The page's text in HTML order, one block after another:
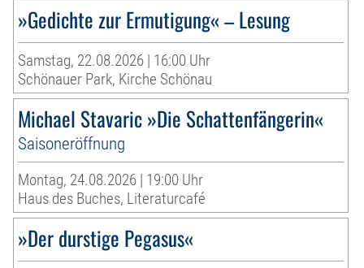
»Gedichte zur Ermutigung« – Lesung
Samstag, 22.08.2026 | 16:00 Uhr
Schönauer Park, Kirche Schönau
Michael Stavaric »Die Schattenfängerin«
Saisoneröffnung
Montag, 24.08.2026 | 19:00 Uhr
Haus des Buches, Literaturcafé
»Der durstige Pegasus«